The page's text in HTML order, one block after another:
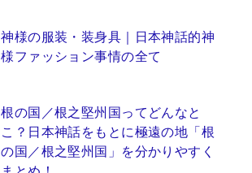
神様の服装・装身具｜日本神話的神
様ファッション事情の全て
根の国／根之堅州国ってどんなと
こ？日本神話をもとに極遠の地「根
の国／根之堅州国」を分かりやすく